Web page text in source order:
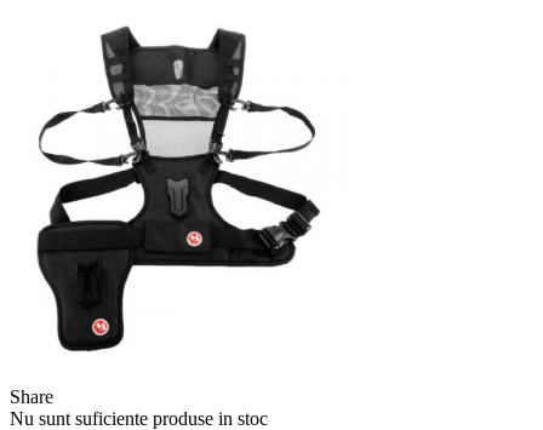
Share
Nu sunt suficiente produse in stoc